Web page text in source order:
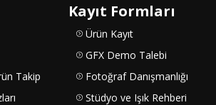
Takip
Kayıt Formları
Ürün Kayıt
GFX Demo Talebi
Fotoğraf Danışmanlığı
Stüdyo ve Işık Rehberi